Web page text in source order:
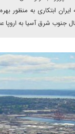
ابتکاری به منظور
جنوب شرق آسیا به اروپا